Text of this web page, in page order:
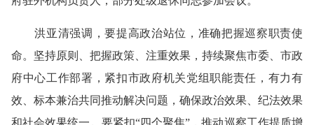
洪亚清强调，要提高政治站位，准确把握巡察职责使
命。坚持原则、把握政策、注重效果，持续聚焦市委、市政
府中心工作部署，紧扣市政府机关党组职能责任，有力有
效、标本兼治共同推动解决问题，确保政治效果、纪法效果